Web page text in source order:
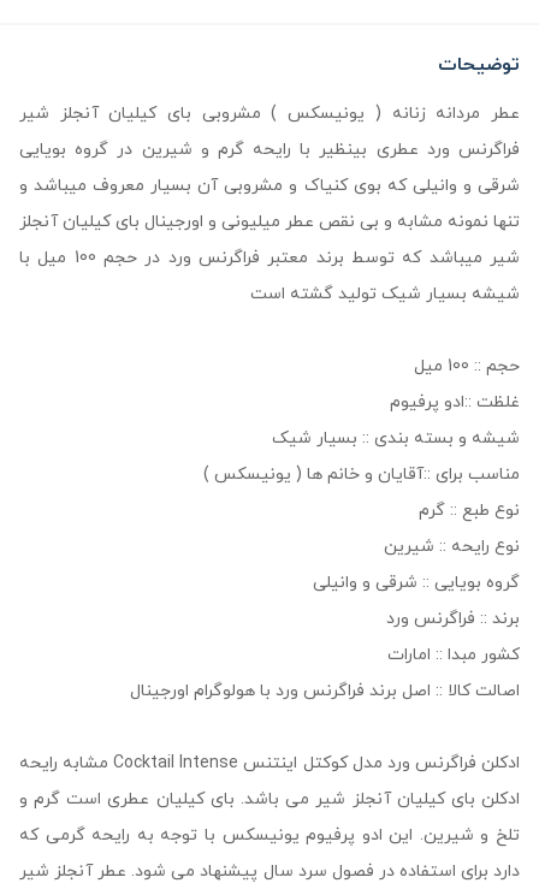
توضیحات
عطر مردانه زنانه ( یونیسکس ) مشروبی بای کیلیان آنجلز شیر
فراگرنس ورد عطری بینظیر با رایحه گرم و شیرین در گروه بویایی
شرقی و وانیلی که بوی کنیاک و مشروبی آن بسیار معروف میباشد و
تنها نمونه مشابه و بی نقص عطر میلیونی و اورجینال بای کیلیان آنجلز
شیر میباشد که توسط برند معتبر فراگرنس ورد در حجم 100 میل با
شیشه بسیار شیک تولید گشته است
حجم :: 100 میل
غلظت ::ادو پرفیوم
شیشه و بسته بندی :: بسیار شیک
مناسب برای ::آقایان و خانم ها ( یونیسکس )
نوع طبع :: گرم
نوع رایحه :: شیرین
گروه بویایی :: شرقی و وانیلی
برند :: فراگرنس ورد
کشور مبدا :: امارات
اصالت کالا :: اصل برند فراگرنس ورد با هولوگرام اورجینال
ادکلن فراگرنس ورد مدل کوکتل اینتنس Cocktail Intense مشابه رایحه
ادکلن بای کیلیان آنجلز شیر می باشد. بای کیلیان عطری است گرم و
تلخ و شیرین. این ادو پرفیوم یونیسکس با توجه به رایحه گرمی که
دارد برای استفاده در فصول سرد سال پیشنهاد می شود. عطر آنجلز شیر